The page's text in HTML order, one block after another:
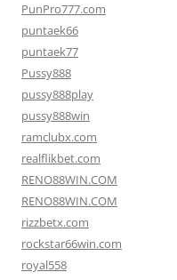
PunPro777.com
puntaek66
puntaek77
Pussy888
pussy888play
pussy888win
ramclubx.com
realflikbet.com
RENO88WIN.COM
RENO88WIN.COM
rizzbetx.com
rockstar66win.com
royal558